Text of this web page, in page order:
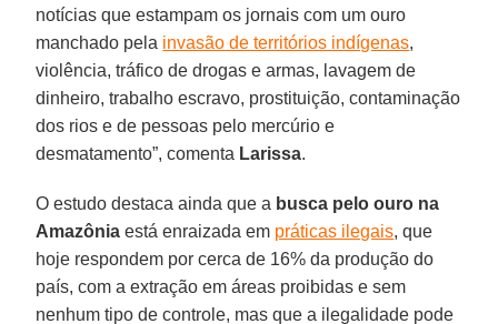
notícias que estampam os jornais com um ouro
manchado pela invasão de territórios indígenas,
violência, tráfico de drogas e armas, lavagem de
dinheiro, trabalho escravo, prostituição, contaminação
dos rios e de pessoas pelo mercúrio e
desmatamento”, comenta Larissa.
O estudo destaca ainda que a busca pelo ouro na
Amazônia está enraizada em práticas ilegais, que
hoje respondem por cerca de 16% da produção do
país, com a extração em áreas proibidas e sem
nenhum tipo de controle, mas que a ilegalidade pode